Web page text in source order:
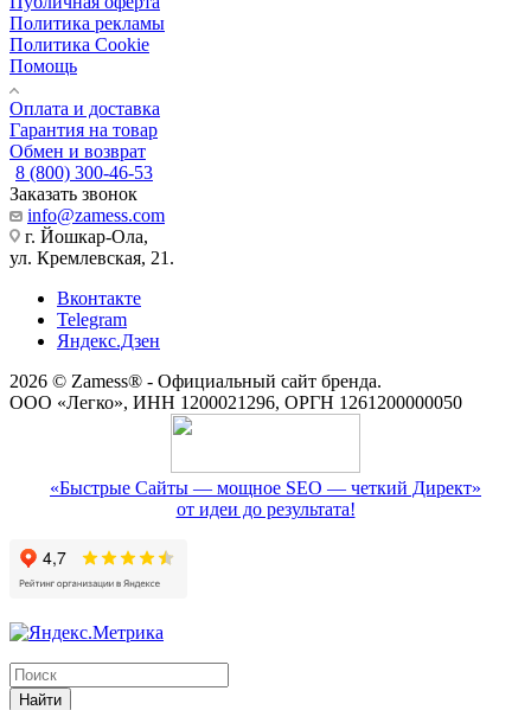
Политика рекламы
Политика Cookie
Помощь
Оплата и доставка
Гарантия на товар
Обмен и возврат
8 (800) 300-46-53
Заказать звонок
info@zamess.com
г. Йошкар-Ола,
ул. Кремлевская, 21.
Вконтакте
Telegram
Яндекс.Дзен
2026 © Zamess® - Официальный сайт бренда.
ООО «Легко», ИНН 1200021296, ОРГН 1261200000050
«Быстрые Сайты — мощное SEO — четкий Директ»
от идеи до результата!
Найти